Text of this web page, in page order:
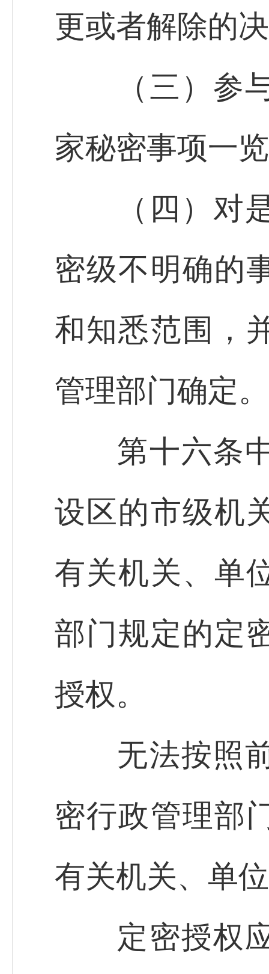
更或者解除的
（三）参与
家秘密事项一
（四）对是
密级不明确的
和知悉范围，
管理部门确定。
第十六条中
设区的市级机
有关机关、单
部门规定的定
授权。
无法按照前
密行政管理部
有关机关、单
定密授权应